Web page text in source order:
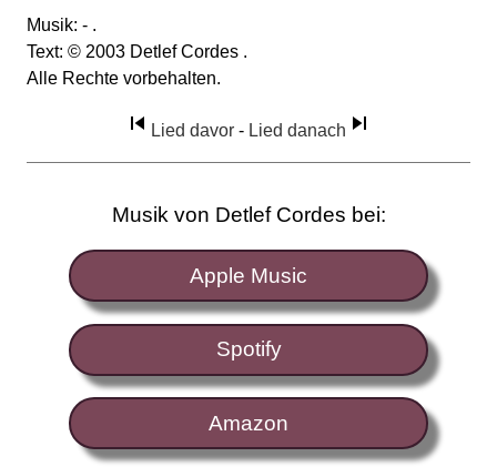
Musik: - .
Text: © 2003 Detlef Cordes .
Alle Rechte vorbehalten.
Lied davor - Lied danach
Musik von Detlef Cordes bei:
Apple Music
Spotify
Amazon